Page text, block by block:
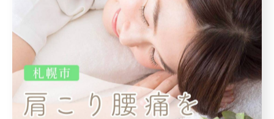
整体イチカワ
--------------------------------------------------------------------